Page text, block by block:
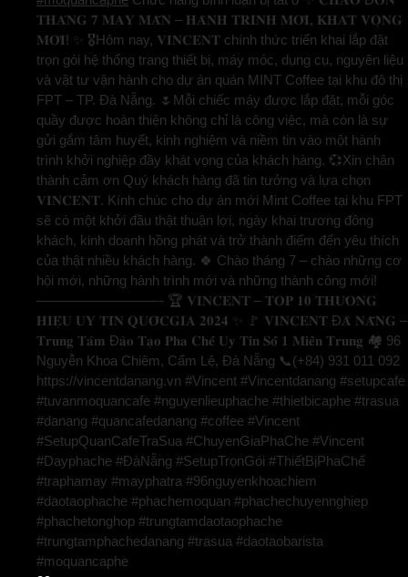
𝐓𝐇𝐀́𝐍𝐆 𝟕 𝐌𝐀𝐘 𝐌𝐀̆́𝐍 – 𝐇𝐀̀𝐍𝐇 𝐓𝐑𝐈̀𝐍𝐇 𝐌𝐎̛́𝐈, 𝐊𝐇𝐀́𝐓 𝐕𝐎̣𝐍𝐆
𝐌𝐎̛́𝐈! ✨ 🎖️Hôm nay, 𝐕𝐈𝐍𝐂𝐄𝐍𝐓 chính thức triển khai lắp đặt
trọn gói hệ thống trang thiết bị, máy móc, dụng cụ, nguyên liệu
và vật tư vận hành cho dự án quán MINT Coffee tại khu đô thị
FPT – TP. Đà Nẵng. 🌷Mỗi chiếc máy được lắp đặt, mỗi góc
quầy được hoàn thiện không chỉ là công việc, mà còn là sự
gửi gắm tâm huyết, kinh nghiệm và niềm tin vào một hành
trình khởi nghiệp đầy khát vọng của khách hàng. 💞Xin chân
thành cảm ơn Quý khách hàng đã tin tưởng và lựa chọn
𝐕𝐈𝐍𝐂𝐄𝐍𝐓. Kính chúc cho dự án mới Mint Coffee tại khu FPT
sẽ có một khởi đầu thật thuận lợi, ngày khai trương đông
khách, kinh doanh hồng phát và trở thành điểm đến yêu thích
của thật nhiều khách hàng. 🍀 Chào tháng 7 – chào những cơ
hội mới, những hành trình mới và những thành công mới!
—————————- 🏆 𝐕𝐈𝐍𝐂𝐄𝐍𝐓 – 𝐓𝐎𝐏 𝟏𝟎 𝐓𝐇𝐔̛𝐎̛𝐍𝐆
𝐇𝐈𝐄̣̂𝐔 𝐔𝐘 𝐓𝐈́𝐍 𝐐𝐔𝐎̂́𝐂𝐆𝐈𝐀 𝟐𝟎𝟐𝟒 ✨ 🚩 𝐕𝐈𝐍𝐂𝐄𝐍𝐓 Đ𝐀̀ 𝐍𝐀̆̃𝐍𝐆 –
𝐓𝐫𝐮𝐧𝐠 𝐓𝐚̂𝐦 Đ𝐚̀𝐨 𝐓𝐚̣𝐨 𝐏𝐡𝐚 𝐂𝐡𝐞̂́ 𝐔𝐲 𝐓𝐢́𝐧 𝐒𝐨̂́ 𝟏 𝐌𝐢𝐞̂̀𝐧 𝐓𝐫𝐮𝐧𝐠 🏘️ 96
Nguyễn Khoa Chiêm, Cẩm Lệ, Đà Nẵng 📞(+84) 931 011 092
https://vincentdanang.vn #Vincent #Vincentdanang #setupcafe
#tuvanmoquancafe #nguyenlieuphache #thietbicaphe #trasua
#danang #quancafedanang #coffee #Vincent
#SetupQuanCafeTraSua #ChuyenGiaPhaChe #Vincent
#Dayphache #ĐàNẵng #SetupTrọnGói #ThiếtBịPhaChế
#traphamay #mayphatra #96nguyenkhoachiem
#daotaophache #phachemoquan #phachechuyennghiep
#phachetonghop #trungtamdaotaophache
#trungtamphachedanang #trasua #daotaobarista
#moquancaphe